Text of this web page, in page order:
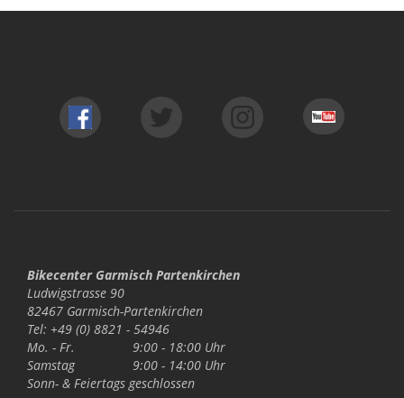
Bikecenter Garmisch Partenkirchen
Ludwigstrasse 90
82467 Garmisch-Partenkirchen
Tel: +49 (0) 8821 - 54946
Mo. - Fr.
9:00 - 18:00 Uhr
Samstag
9:00 - 14:00 Uhr
Sonn- & Feiertags geschlossen